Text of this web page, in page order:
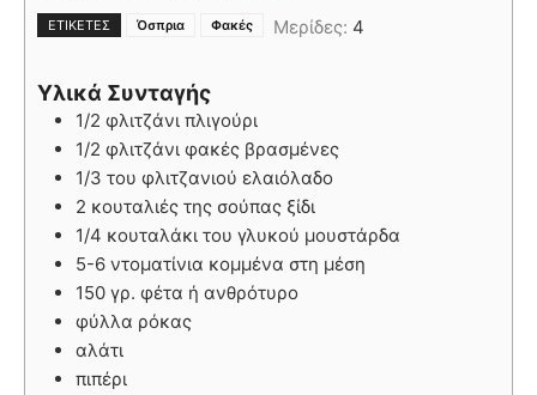
ΕΤΙΚΈΤΕΣ Όσπρια Φακές Μερίδες: 4
Υλικά Συνταγής
1/2 φλιτζάνι πλιγούρι
1/2 φλιτζάνι φακές βρασμένες
1/3 του φλιτζανιού ελαιόλαδο
2 κουταλιές της σούπας ξίδι
1/4 κουταλάκι του γλυκού μουστάρδα
5-6 ντοματίνια κομμένα στη μέση
150 γρ. φέτα ή ανθρότυρο
φύλλα ρόκας
αλάτι
πιπέρι